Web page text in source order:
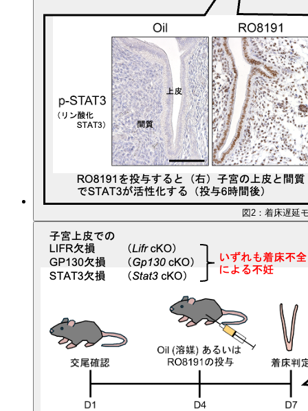
図2：着床遅延